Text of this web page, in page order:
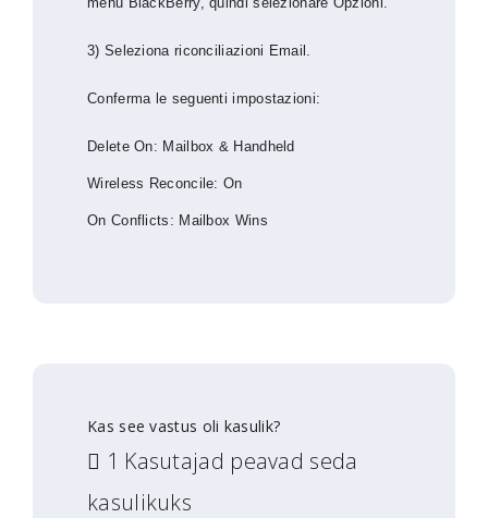
3) Seleziona riconciliazioni Email.
Conferma le seguenti impostazioni:
Delete On: Mailbox & Handheld
Wireless Reconcile: On
On Conflicts: Mailbox Wins
Kas see vastus oli kasulik?
1 Kasutajad peavad seda
kasulikuks